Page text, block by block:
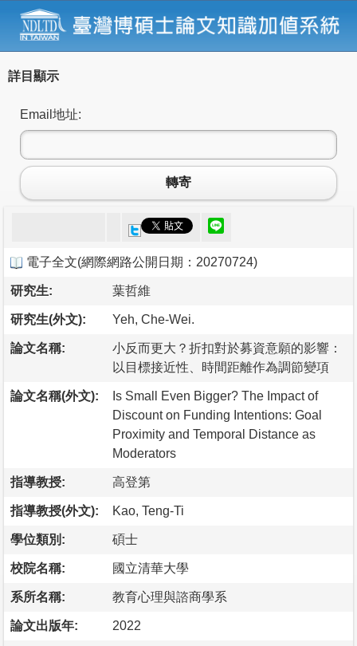
詳目顯示
Email地址:
轉寄
電子全文(網際網路公開日期：20270724)
研究生: 葉哲維
研究生(外文): Yeh, Che-Wei.
論文名稱:
小反而更大？折扣對於募資意願的影響：
以目標接近性、時間距離作為調節變項
論文名稱(外文):
Is Small Even Bigger? The Impact of
Discount on Funding Intentions: Goal
Proximity and Temporal Distance as
Moderators
指導教授: 高登第
指導教授(外文): Kao, Teng-Ti
學位類別: 碩士
校院名稱: 國立清華大學
系所名稱: 教育心理與諮商學系
論文出版年: 2022